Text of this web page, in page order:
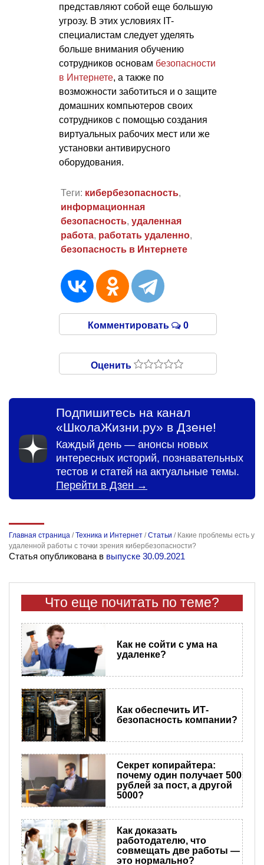
представляют собой еще большую
угрозу. В этих условиях IT-
специалистам следует уделять
больше внимания обучению
сотрудников основам безопасности
в Интернете, а также по
возможности заботиться и о защите
домашних компьютеров своих
сотрудников с помощью создания
виртуальных рабочих мест или же
установки антивирусного
оборудования.
Теги: кибербезопасность,
информационная
безопасность, удаленная
работа, работать удаленно,
безопасность в Интернете
Комментировать 0
Оценить
Подпишитесь на канал
«ШколаЖизни.ру» в Дзене!
Каждый день — анонсы новых
интересных историй, познавательных
тестов и статей на актуальные темы.
Перейти в Дзен →
Главная страница /Техника и Интернет /Статьи / Какие проблемы есть у
удаленной работы с точки зрения кибербезопасности?
Статья опубликована в выпуске 30.09.2021
Что еще почитать по теме?
Как не сойти с ума на
удаленке?
Как обеспечить ИТ-
безопасность компании?
Секрет копирайтера:
почему один получает 500
рублей за пост, а другой
5000?
Как доказать
работодателю, что
совмещать две работы —
это нормально?